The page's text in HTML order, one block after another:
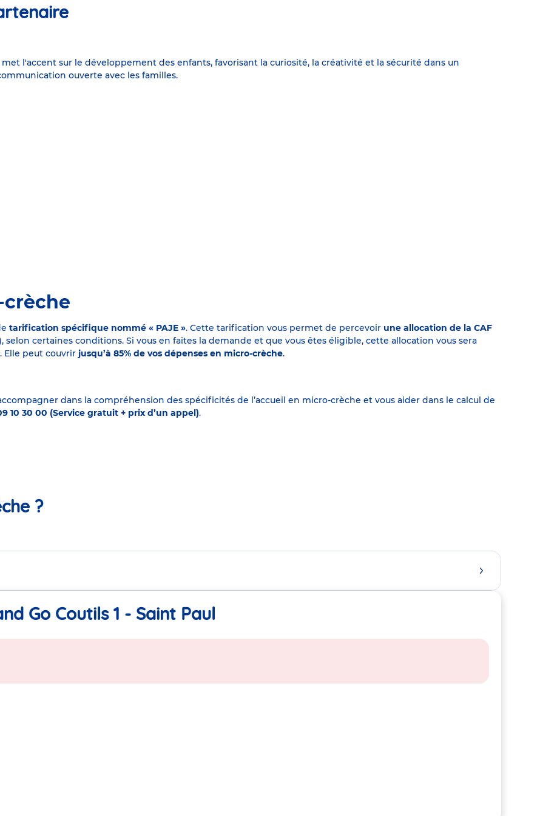
met l'accent sur le développement des enfants, favorisant la curiosité, la créativité et la sécurité dans un
ouverte avec les familles.
crèche
tarification spécifique nommé « PAJE ». Cette tarification vous permet de percevoir une allocation de la CAF
certaines conditions. Si vous en faites la demande et que vous êtes éligible, cette allocation vous sera
Elle peut couvrir jusqu’à 85% de vos dépenses en micro-crèche.
dans la compréhension des spécificités de l’accueil en micro-crèche et vous aider dans le calcul de
10 30 00 (Service gratuit + prix d’un appel).
?
Go Coutils 1 - Saint Paul